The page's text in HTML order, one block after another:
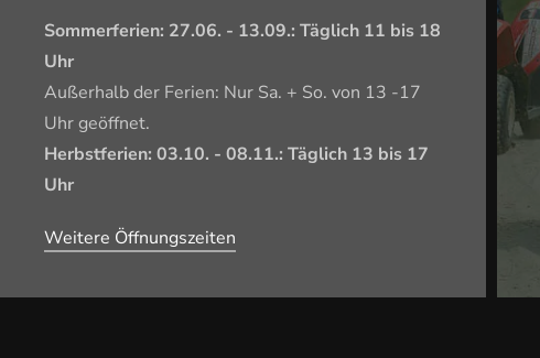
Sommerferien: 27.06. - 13.09.: Täglich 11 bis 18
Uhr
Außerhalb der Ferien: Nur Sa. + So. von 13 -17
Uhr geöffnet.
Herbstferien: 03.10. - 08.11.: Täglich 13 bis 17
Uhr
Weitere Öffnungszeiten